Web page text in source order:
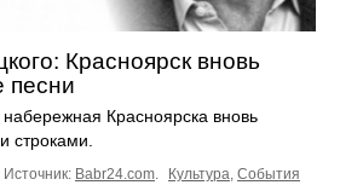
Красноярск вновь
песни
Красноярска вновь
строками.
Источник: Babr24.com. Культура, События